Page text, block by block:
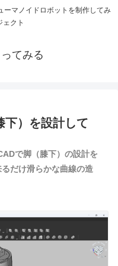
ーマノイドロボットを制作してみ
ェクト
てみる
）を設計して
で脚（膝下）の設計を
だけ滑らかな曲線の造